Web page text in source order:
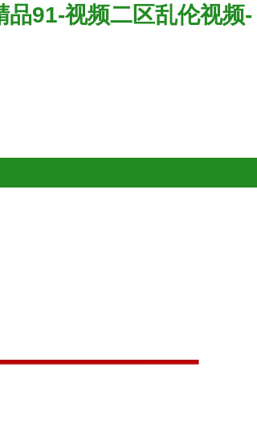
91-视频二区乱伦视频-